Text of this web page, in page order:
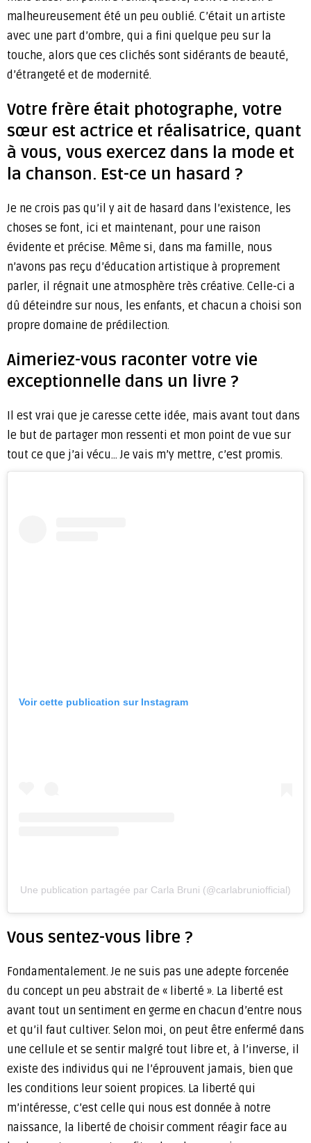
malheureusement été un peu oublié. C’était un artiste
avec une part d’ombre, qui a fini quelque peu sur la
touche, alors que ces clichés sont sidérants de beauté,
d’étrangeté et de modernité.
Votre frère était photographe, votre
sœur est actrice et réalisatrice, quant
à vous, vous exercez dans la mode et
la chanson. Est-ce un hasard ?
Je ne crois pas qu’il y ait de hasard dans l’existence, les
choses se font, ici et maintenant, pour une raison
évidente et précise. Même si, dans ma famille, nous
n’avons pas reçu d’éducation artistique à proprement
parler, il régnait une atmosphère très créative. Celle-ci a
dû déteindre sur nous, les enfants, et chacun a choisi son
propre domaine de prédilection.
Aimeriez-vous raconter votre vie
exceptionnelle dans un livre ?
Il est vrai que je caresse cette idée, mais avant tout dans
le but de partager mon ressenti et mon point de vue sur
tout ce que j’ai vécu… Je vais m’y mettre, c’est promis.
Voir cette publication sur Instagram
Une publication partagée par Carla Bruni (@carlabruniofficial)
Vous sentez-vous libre ?
Fondamentalement. Je ne suis pas une adepte forcenée
du concept un peu abstrait de « liberté ». La liberté est
avant tout un sentiment en germe en chacun d’entre nous
et qu’il faut cultiver. Selon moi, on peut être enfermé dans
une cellule et se sentir malgré tout libre et, à l’inverse, il
existe des individus qui ne l’éprouvent jamais, bien que
les conditions leur soient propices. La liberté qui
m’intéresse, c’est celle qui nous est donnée à notre
naissance, la liberté de choisir comment réagir face au